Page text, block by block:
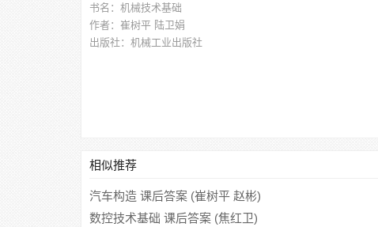
书名：机械技术基础
作者：崔树平 陆卫娟
出版社：机械工业出版社
相似推荐
汽车构造 课后答案 (崔树平 赵彬)
数控技术基础 课后答案 (焦红卫)